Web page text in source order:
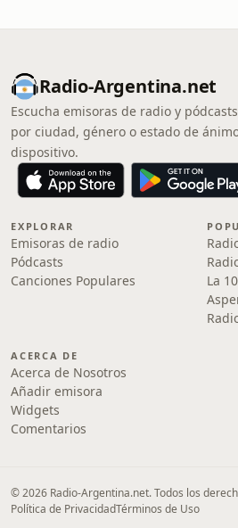
Radio-Argentina.net
Escucha emisoras de radio y
por ciudad, género o estado de
dispositivo.
EXPLORAR
Emisoras de radio
Pódcasts
Canciones Populares
La
ACERCA DE
Acerca de Nosotros
Añadir emisora
Widgets
Comentarios
© 2026 Radio-Argentina.net. Todos los
Política de PrivacidadTérminos de Uso